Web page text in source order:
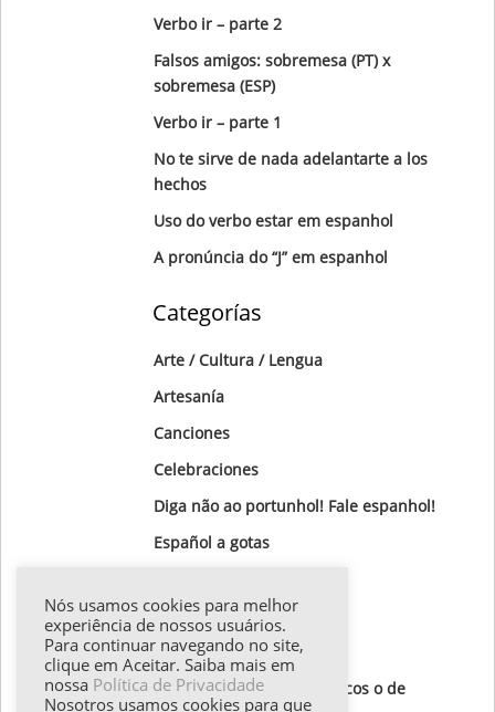
Verbo ir – parte 2
Falsos amigos: sobremesa (PT) x
sobremesa (ESP)
Verbo ir – parte 1
No te sirve de nada adelantarte a los
hechos
Uso do verbo estar em espanhol
A pronúncia do “J” em espanhol
Categorías
Arte / Cultura / Lengua
Artesanía
Canciones
Celebraciones
Diga não ao portunhol! Fale espanhol!
Español a gotas‏
Gotas Gramaticales
Lugares para visitar
Textos de autores hispánicos o de
Nós usamos cookies para melhor
experiência de nossos usuários.
Para continuar navegando no site,
clique em Aceitar. Saiba mais em
nossa Política de Privacidade
Nosotros usamos cookies para que